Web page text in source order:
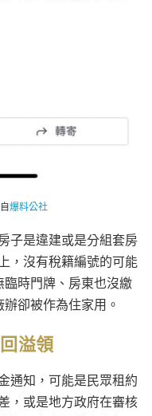
爆料公社
子是違建或是分組套房
，沒有稅籍編號的可能
時門牌、房東也沒繳
卻被作為住家用。
溢領
通知，可能是民眾租約
，或是地方政府在審核